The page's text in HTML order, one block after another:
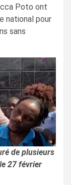
Poto ont
national pour
sans
de plusieurs
27 février